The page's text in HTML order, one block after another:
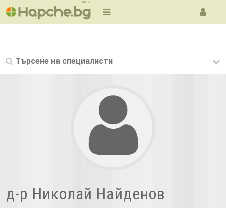
BETA
Търсене на специалисти
д-р Николай Найденов